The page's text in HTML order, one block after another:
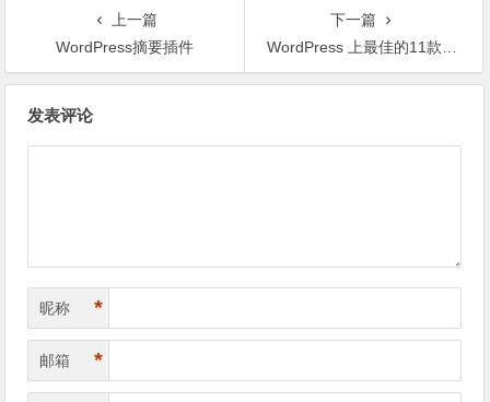
上一篇
WordPress摘要插件
下一篇
WordPress 上最佳的11款 Google Adsense 插件
发表评论
昵称 *
邮箱 *